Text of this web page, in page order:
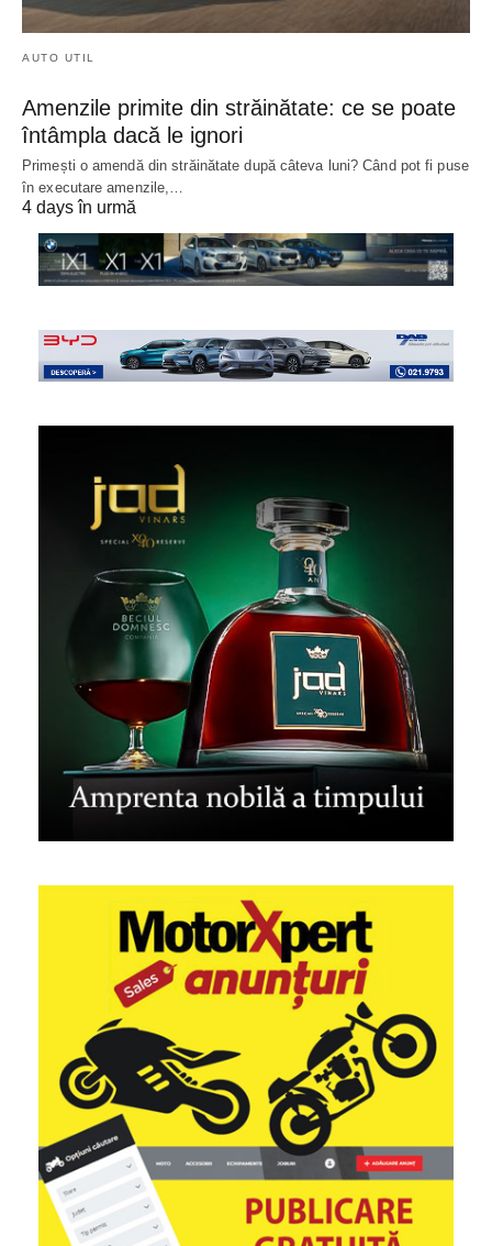
AUTO UTIL
Amenzile primite din străinătate: ce se poate
întâmpla dacă le ignori
Primești o amendă din străinătate după câteva luni? Când pot fi puse
în executare amenzile,…
4 days în urmă